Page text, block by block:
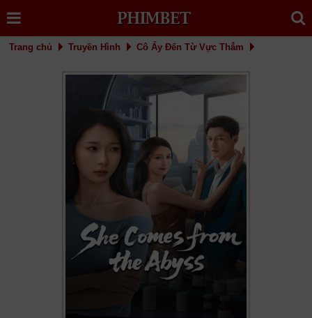
Trang chủ Truyền Hình Cô Ấy Đến Từ Vực Thẳm